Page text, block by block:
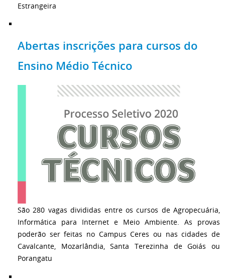
Estrangeira
Abertas inscrições para cursos do
Ensino Médio Técnico
São 280 vagas divididas entre os cursos de Agropecuária,
Informática para Internet e Meio Ambiente. As provas
poderão ser feitas no Campus Ceres ou nas cidades de
Cavalcante, Mozarlândia, Santa Terezinha de Goiás ou
Porangatu